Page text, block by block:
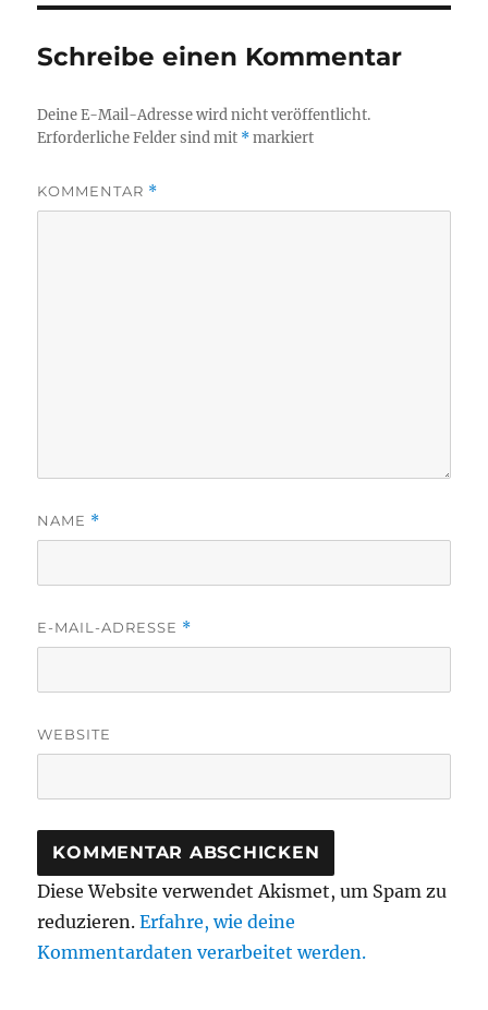
Schreibe einen Kommentar
Deine E-Mail-Adresse wird nicht veröffentlicht.
Erforderliche Felder sind mit *markiert
KOMMENTAR *
NAME *
E-MAIL-ADRESSE *
WEBSITE
Diese Website verwendet Akismet, um Spam zu
reduzieren.Erfahre, wie deine
Kommentardaten verarbeitet werden.